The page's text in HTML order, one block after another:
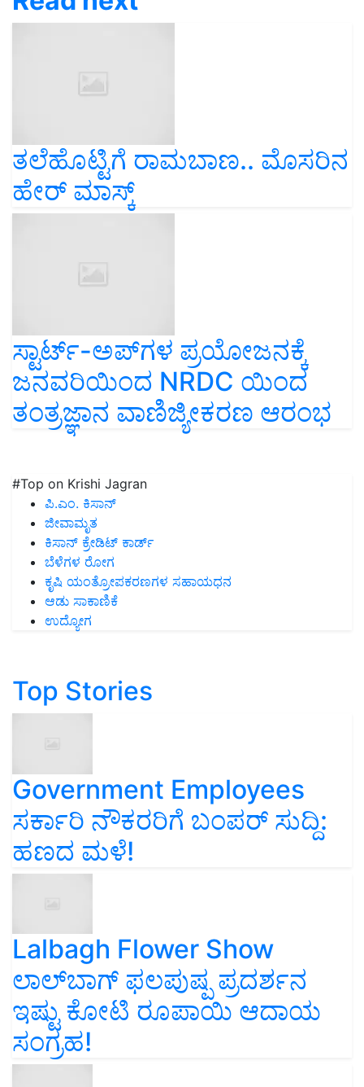
ತಲೆಹೊಟ್ಟಿಗೆ ರಾಮಬಾಣ.. ಮೊಸರಿನ
ಹೇರ್ ಮಾಸ್ಕ್
ಸ್ಟಾರ್ಟ್-ಅಪ್‌ಗಳ ಪ್ರಯೋಜನಕ್ಕೆ
ಜನವರಿಯಿಂದ NRDC ಯಿಂದ
ತಂತ್ರಜ್ಞಾನ ವಾಣಿಜ್ಯೀಕರಣ ಆರಂಭ
#Top on Krishi Jagran
ಪಿ.ಎಂ. ಕಿಸಾನ್
ಜೀವಾಮೃತ
ಕಿಸಾನ್ ಕ್ರೇಡಿಟ್ ಕಾರ್ಡ್
ಬೆಳೆಗಳ ರೋಗ
ಕೃಷಿ ಯಂತ್ರೋಪಕರಣಗಳ ಸಹಾಯಧನ
ಆಡು ಸಾಕಾಣಿಕೆ
ಉದ್ಯೋಗ
Top Stories
Government Employees
ಸರ್ಕಾರಿ ನೌಕರರಿಗೆ ಬಂಪರ್‌ ಸುದ್ದಿ:
ಹಣದ ಮಳೆ!
Lalbagh Flower Show
ಲಾಲ್‌ಬಾಗ್ ಫಲಪುಷ್ಪ ಪ್ರದರ್ಶನ
ಇಷ್ಟು ಕೋಟಿ ರೂಪಾಯಿ ಆದಾಯ
ಸಂಗ್ರಹ!